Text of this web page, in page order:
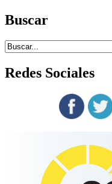
Buscar
Redes Sociales